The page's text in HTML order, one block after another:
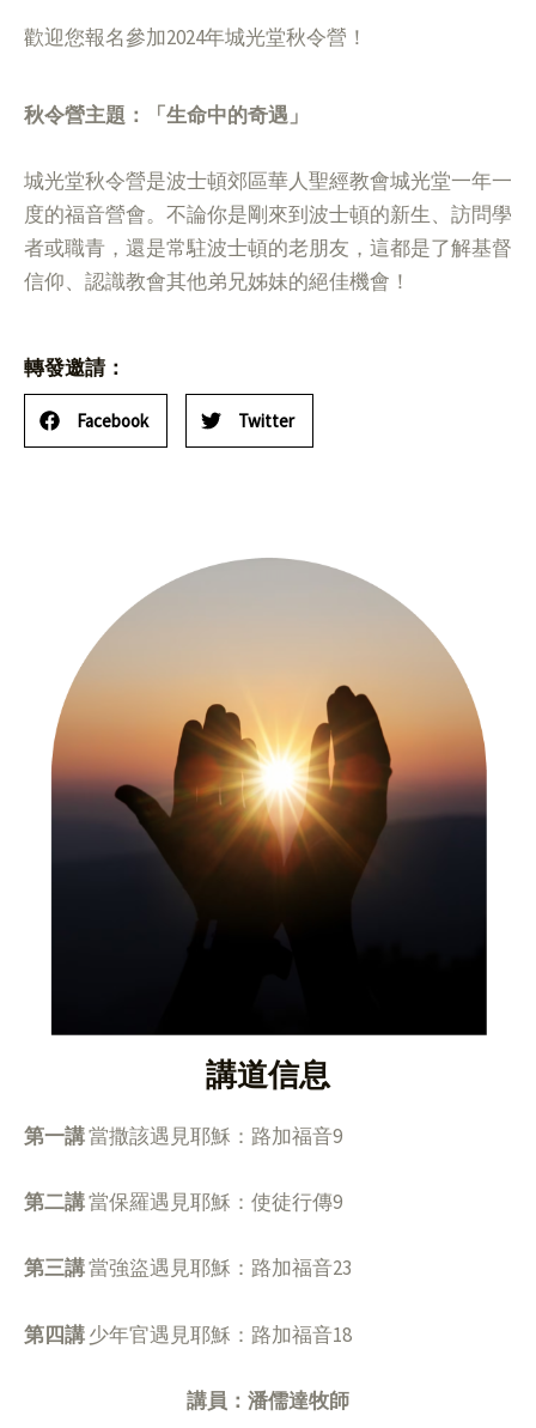
歡迎您報名參加2024年城光堂秋令營！
秋令營主題：「生命中的奇遇」
城光堂秋令營是波⼠頓郊區華⼈聖經教會城光堂⼀年⼀
度的福⾳營會。不論你是剛來到波⼠頓的新⽣、訪問學
者或職⻘，還是常駐波⼠頓的⽼朋友，這都是了解基督
信仰、認識教會其他弟兄姊妹的絕佳機會！
轉發邀請：
Facebook Twitter
講道信息
第一講當撒該遇見耶穌： 路加福音9
第二講當保羅遇見耶穌： 使徒行傳9
第三講當強盜遇見耶穌：路加福音23
第四講少年官遇見耶穌：路加福音18
講員：潘儒達牧師